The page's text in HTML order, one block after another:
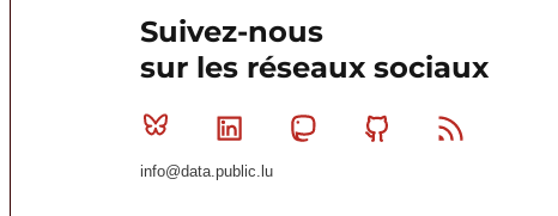
Suivez-nous
sur les réseaux sociaux
Bluesky Linkedin MastodonGithub
info@data.public.lu